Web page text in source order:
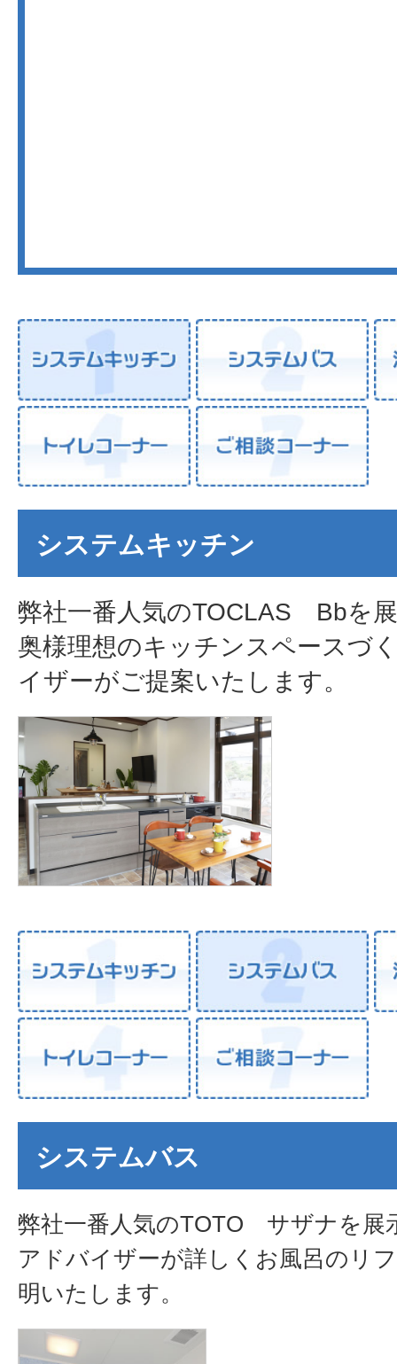
システムキッチン
弊社一番人気のTOCLAS Bbを
奥様理想のキッチンスペースづ
イザーがご提案いたします。
システムバス
弊社一番人気のTOTO サザナを展
アドバイザーが詳しくお風呂のリ
明いたします。